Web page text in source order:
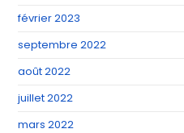
février 2023
septembre 2022
août 2022
juillet 2022
mars 2022